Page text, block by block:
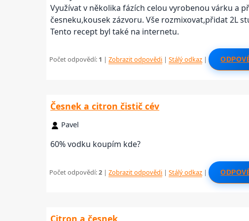
Využívat v několika fázích celou vyrobenou várku a
česneku,kousek zázvoru. Vše rozmixovat,přidat 2L
Tento recept byl také na internetu.
Počet odpovědí: 1 |Zobrazit odpovědi |Stálý odkaz |
Česnek a citron čistič cév
Pavel
60% vodku koupím kde?
Počet odpovědí:2 |Zobrazit odpovědi |Stálý odkaz |
Citron a česnek